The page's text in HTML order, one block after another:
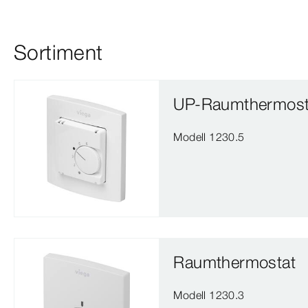
Sortiment
UP-
Modell 1230.5
Raumthermostat
Modell 1230.3